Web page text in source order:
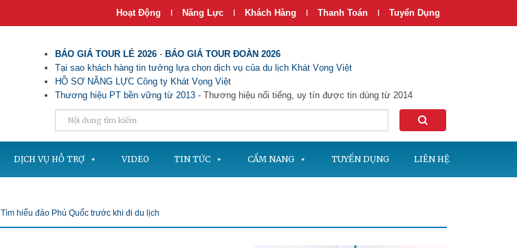
Hoạt Động | Năng Lực | Khách Hàng | Thanh Toán | Tuyển Dụng
BÁO GIÁ TOUR LẺ 2026 - BÁO GIÁ TOUR ĐOÀN 2026
Tại sao khách hàng tin tưởng lựa chọn dịch vụ của du lịch Khát Vọng Việt
HỒ SƠ NĂNG LỰC Công ty Khát Vọng Việt
Thương hiệu PT bền vững từ 2013 - Thương hiệu nổi tiếng, uy tín được tin dùng từ 2014
DỊCH VỤ HỖ TRỢ VIDEO TIN TỨC CẨM NANG TUYỂN DỤNG LIÊN HỆ
Tìm hiểu đảo Phú Quốc trước khi đi du lịch